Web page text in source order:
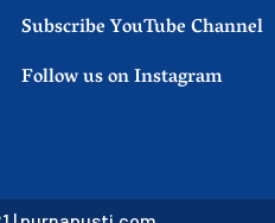
Subscribe YouTube Channel
Follow us on Instagram